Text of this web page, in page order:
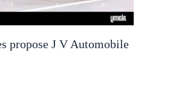
propose J V Automobile